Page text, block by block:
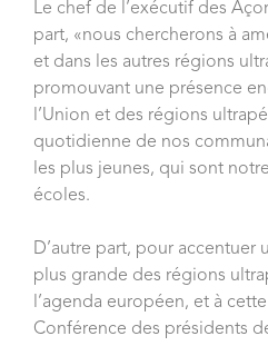
Le chef de l’exécutif des
part, «nous chercherons à
et dans les autres régions
promouvant une présence
l’Union et des régions
quotidienne de nos
les plus jeunes, qui sont
écoles.
D’autre part, pour accentuer
plus grande des régions
l’agenda européen, et à
Conférence des présidents